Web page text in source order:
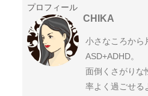
プロフィール
CHIKA
小さなころから
ASD+ADHD。
面倒くさがりな
率よく過ごせる